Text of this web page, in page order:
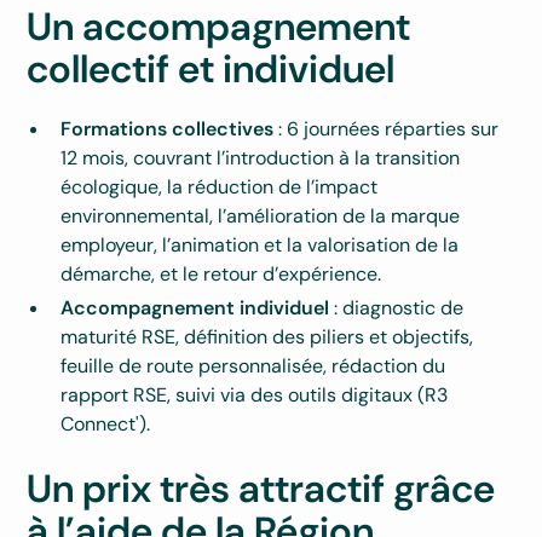
Un accompagnement
collectif et individuel
Formations collectives: 6 journées réparties sur
12 mois, couvrant l’introduction à la transition
écologique, la réduction de l’impact
environnemental, l’amélioration de la marque
employeur, l’animation et la valorisation de la
démarche, et le retour d’expérience.
Accompagnement individuel : diagnostic de
maturité RSE, définition des piliers et objectifs,
feuille de route personnalisée, rédaction du
rapport RSE, suivi via des outils digitaux (R3
Connect').
Un prix très attractif grâce